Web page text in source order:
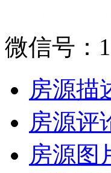
微信号：
房源描
房源评
房源图